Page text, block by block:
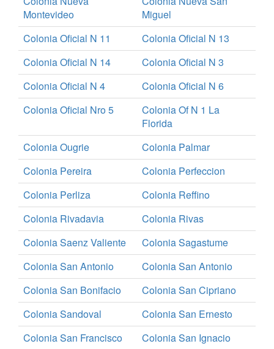
Montevideo
Miguel
Colonia Oficial N 11
Colonia Oficial N 13
Colonia Oficial N 14
Colonia Oficial N 3
Colonia Oficial N 4
Colonia Oficial N 6
Colonia Oficial Nro 5
Colonia Of N 1 La
Florida
Colonia Ougrie
Colonia Palmar
Colonia Pereira
Colonia Perfeccion
Colonia Perliza
Colonia Reffino
Colonia Rivadavia
Colonia Rivas
Colonia Saenz Valiente
Colonia Sagastume
Colonia San Antonio
Colonia San Antonio
Colonia San Bonifacio
Colonia San Cipriano
Colonia Sandoval
Colonia San Ernesto
Colonia San Francisco
Colonia San Ignacio